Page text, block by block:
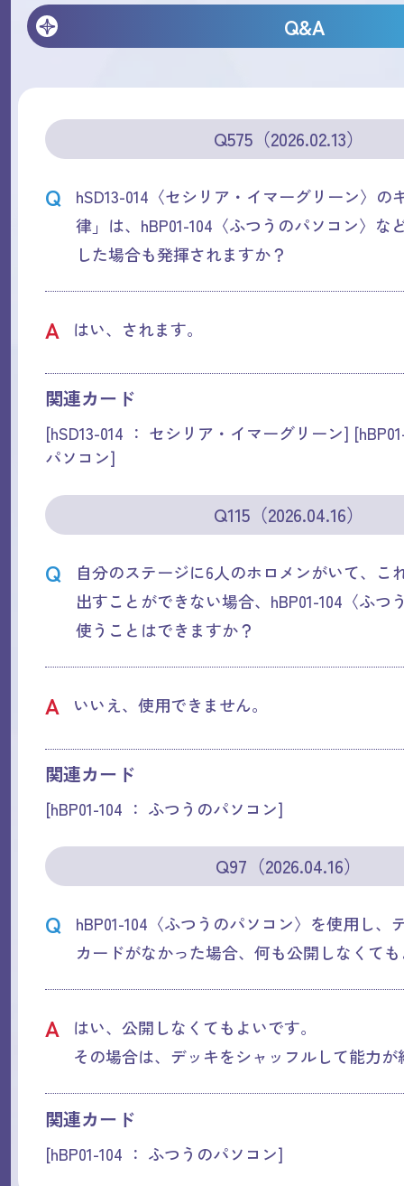
Q&A
Q575（2026.02.13）
Q
hSD13-014〈セシリア・イマーグリーン〉の
律」は、hBP01-104〈ふつうのパソコン〉な
した場合も発揮されますか？
A はい、されます。
関連カード
[hSD13-014 ： セシリア・イマーグリーン]
パソコン]
Q115（2026.04.16）
Q
自分のステージに6人のホロメンがいて、こ
出すことができない場合、hBP01-104〈ふつ
使うことはできますか？
A いいえ、使用できません。
関連カード
[hBP01-104 ： ふつうのパソコン]
Q97（2026.04.16）
Q
hBP01-104〈ふつうのパソコン〉を使用し、
カードがなかった場合、何も公開しなくて
A
はい、公開しなくてもよいです。
その場合は、デッキをシャッフルして能力
関連カード
[hBP01-104 ： ふつうのパソコン]